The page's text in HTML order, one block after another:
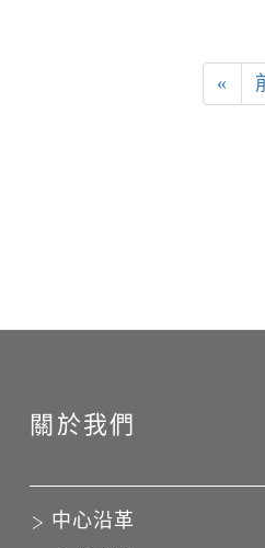
«
關於我們
中心沿革